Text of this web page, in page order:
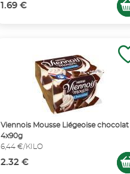
1.69 €
Viennois Mousse Liégeoise chocolat
4x90g
6,44 €/KILO
2.32 €